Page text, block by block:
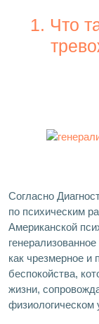
1. Что
Согласно
по психическим
Американской
как чрезмерное и
беспокойства,
жизни,
физиологическом